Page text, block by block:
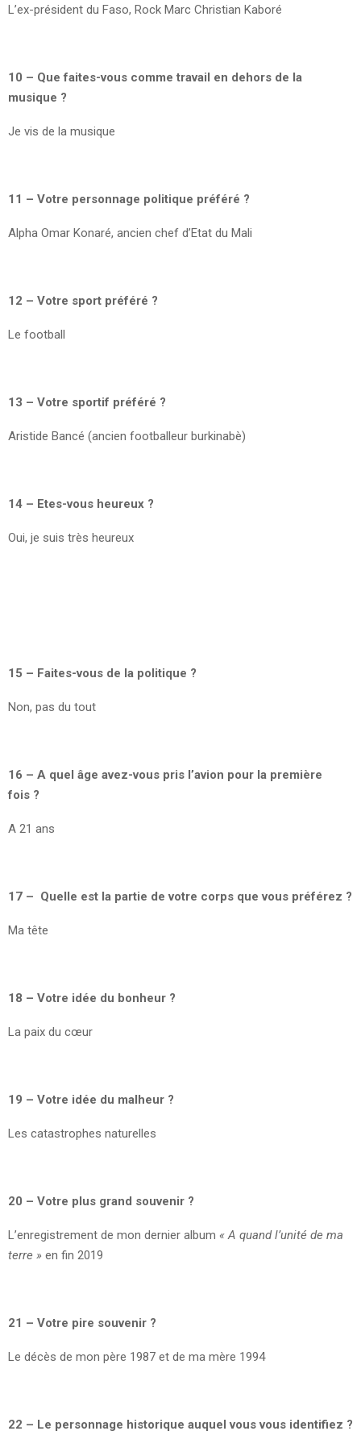
L’ex-président du Faso, Rock Marc Christian Kaboré
10 – Que faites-vous comme travail en dehors de la
musique ?
Je vis de la musique
11 – Votre personnage politique préféré ?
Alpha Omar Konaré, ancien chef d’Etat du Mali
12 – Votre sport préféré ?
Le football
13 – Votre sportif préféré ?
Aristide Bancé (ancien footballeur burkinabè)
14 – Etes-vous heureux ?
Oui, je suis très heureux
15 – Faites-vous de la politique ?
Non, pas du tout
16 – A quel âge avez-vous pris l’avion pour la première
fois ?
A 21 ans
17 – Quelle est la partie de votre corps que vous préférez ?
Ma tête
18 – Votre idée du bonheur ?
La paix du cœur
19 – Votre idée du malheur ?
Les catastrophes naturelles
20 – Votre plus grand souvenir ?
L’enregistrement de mon dernier album « A quand l’unité de ma
terre » en fin 2019
21 – Votre pire souvenir ?
Le décès de mon père 1987 et de ma mère 1994
22 – Le personnage historique auquel vous vous identifiez ?